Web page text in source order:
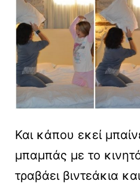
Και κάπου εκεί
μπαμπάς με το
τραβάει βιντεάκια